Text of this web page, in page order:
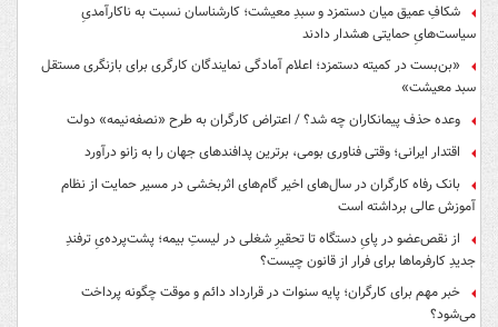
شکافِ عمیق میان دستمزد و سبدِ معیشت؛ کارشناسان نسبت به ناکارآمدیِ
سیاست‌هایِ حمایتی هشدار دادند
«بن‌بست در کمیته دستمزد؛ اعلام آمادگی نمایندگان کارگری برای بازنگری مستقل
سبد معیشت»
وعده حذف پیمانکاران چه شد؟ / اعتراض کارگران به طرح «نصفه‌نیمه» دولت
اقتدار ایرانی؛ وقتی فناوری بومی، برترین پدافندهای جهان را به زانو درآورد
بانک رفاه کارگران در سال‌های اخیر گام‌های اثربخشی در مسیر حمایت از نظام
آموزش عالی برداشته است
از نقص‌عضو در پایِ دستگاه تا تحقیرِ شغلی در لیستِ بیمه؛ پشت‌پرده‌یِ ترفندِ
جدیدِ کارفرماها برای فرار از قانون چیست؟
خبر مهم برای کارگران؛ پایه سنوات در قرارداد دائم و موقت چگونه پرداخت
می‌شود؟